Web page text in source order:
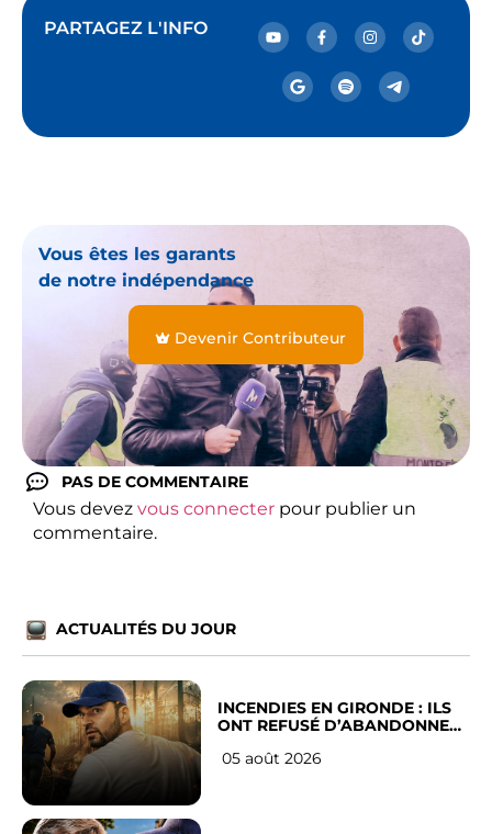
PARTAGEZ L'INFO
Vous êtes les garants
de notre indépendance
Devenir Contributeur
PAS DE COMMENTAIRE
Vous devez vous connecter pour publier un
commentaire.
ACTUALITÉS DU JOUR
INCENDIES EN GIRONDE : ILS
ONT REFUSÉ D’ABANDONNER
05 août 2026